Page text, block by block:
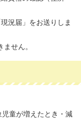
況届」をお送りしま
せん。
童が増えたとき・減